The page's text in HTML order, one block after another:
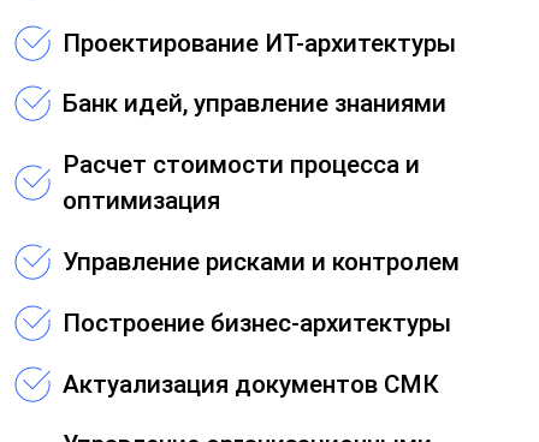
Проектирование ИТ-архитектуры
Банк идей, управление знаниями
Расчет стоимости процесса и
оптимизация
Управление рисками и контролем
Построение бизнес-архитектуры
Актуализация документов СМК